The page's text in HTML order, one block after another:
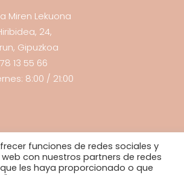
Miren Lekuona
24,
Gipuzkoa
13 55 66
8:00 / 21:00
funciones de redes sociales y
con nuestros partners de redes
les haya proporcionado o que